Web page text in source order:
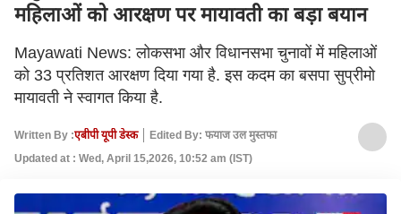
महिलाओं को आरक्षण पर मायावती का बड़ा बयान
Mayawati News: लोकसभा और विधानसभा चुनावों में महिलाओं
को 33 प्रतिशत आरक्षण दिया गया है. इस कदम का बसपा सुप्रीमो
मायावती ने स्वागत किया है.
Written By :एबीपी यूपी डेस्क
Edited By: फयाज उल मुस्तफा
Updated at : Wed, April 15,2026, 10:52 am (IST)